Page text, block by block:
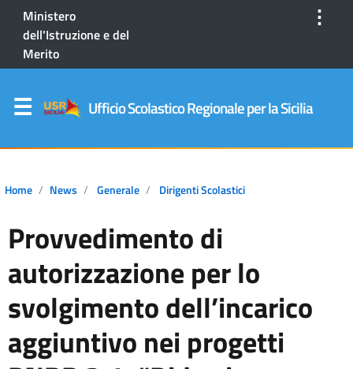
Ministero
dell'Istruzione e del
Merito
⋮
Ufficio Scolastico Regionale per la Sicilia
Home News Generale Dirigenti Scolastici
Provvedimento di
autorizzazione per lo
svolgimento dell’incarico
aggiuntivo nei progetti